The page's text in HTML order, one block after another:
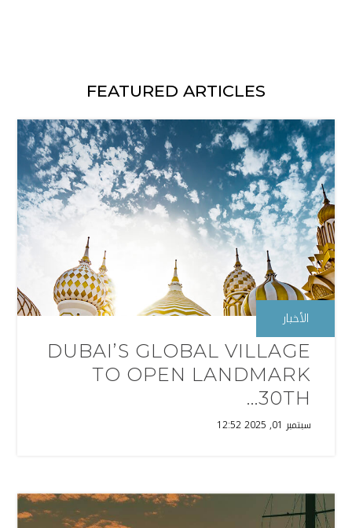
FEATURED ARTICLES
الأخبار
DUBAI’S GLOBAL VILLAGE
TO OPEN LANDMARK
30TH...
سبتمبر 01, 2025 12:52